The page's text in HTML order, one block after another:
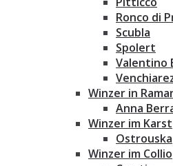
Ronco di
Scubla
Spolert
Valentino
Winzer in
Anna
Winzer im Karst
Ostrouska
Winzer im Collio